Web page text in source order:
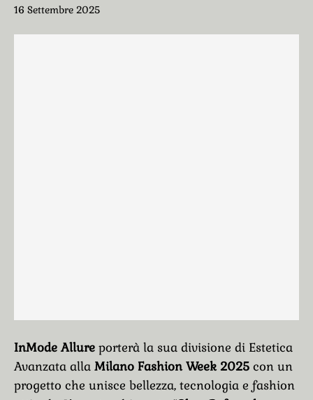
16 Settembre 2025
InMode Allure porterà la sua divisione di Estetica
Avanzata alla Milano Fashion Week 2025 con un
progetto che unisce bellezza, tecnologia e fashion